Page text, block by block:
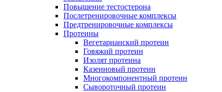
Повышение тестостерона
Послетренировочные комплексы
Предтренировочные комплексы
Протеины
Вегетарианский протеин
Говяжий протеин
Изолят протеина
Казеиновый протеин
Многокомпонентный протеин
Сывороточный протеин